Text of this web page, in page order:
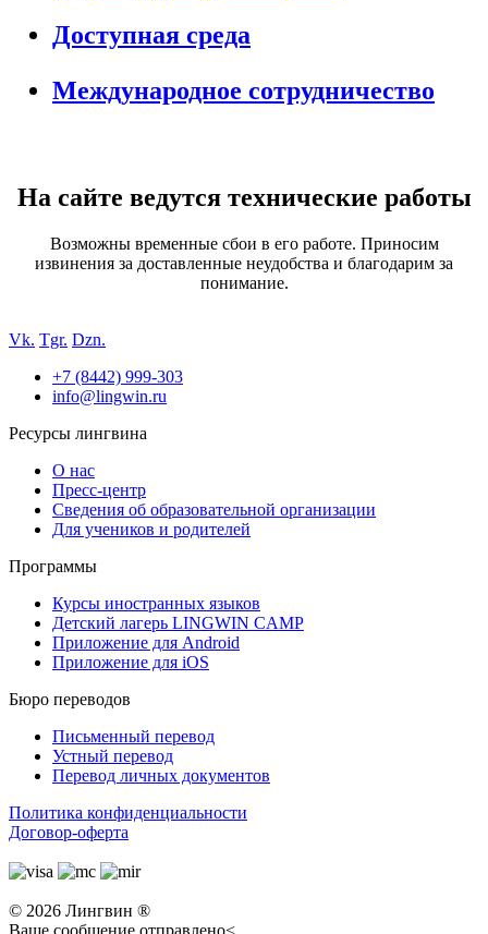
Доступная среда
Международное сотрудничество
На сайте ведутся технические работы
Возможны временные сбои в его работе. Приносим
извинения за доставленные неудобства и благодарим за
понимание.
Vk. Tgr. Dzn.
+7 (8442) 999-303
info@lingwin.ru
Ресурсы лингвина
О нас
Пресс-центр
Сведения об образовательной организации
Для учеников и родителей
Программы
Курсы иностранных языков
Детский лагерь LINGWIN CAMP
Приложение для Android
Приложение для iOS
Бюро переводов
Письменный перевод
Устный перевод
Перевод личных документов
Политика конфиденциальности
Договор-оферта
© 2026 Лингвин ®
Ваше сообщение отправлено<